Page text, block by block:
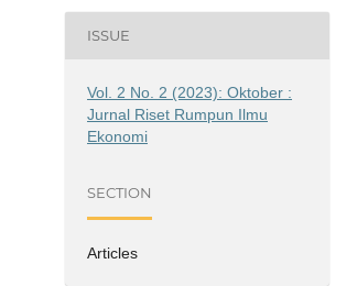
ISSUE
Vol. 2 No. 2 (2023): Oktober :
Jurnal Riset Rumpun Ilmu
Ekonomi
SECTION
Articles